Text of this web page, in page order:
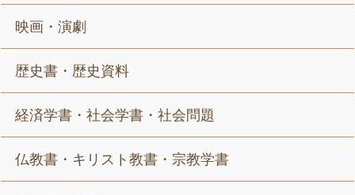
映画・演劇
歴史書・歴史資料
経済学書・社会学書・社会問題
仏教書・キリスト教書・宗教学書